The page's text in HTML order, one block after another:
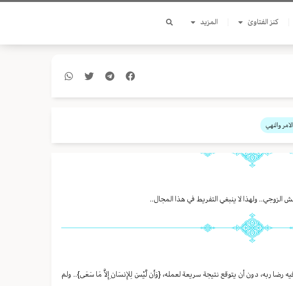
كنز الفتاوىٰ المزيد
والنهي
الزوجي.. ولهذا لا ينبغي التفريط في هذا المجال..
رضا ربه، دون أن يتوقع نتيجة سريعة لعمله، {وَأَن لَّيْسَ لِلإِنسَانِ إِلاَّ مَا سَعَى}.. ولم